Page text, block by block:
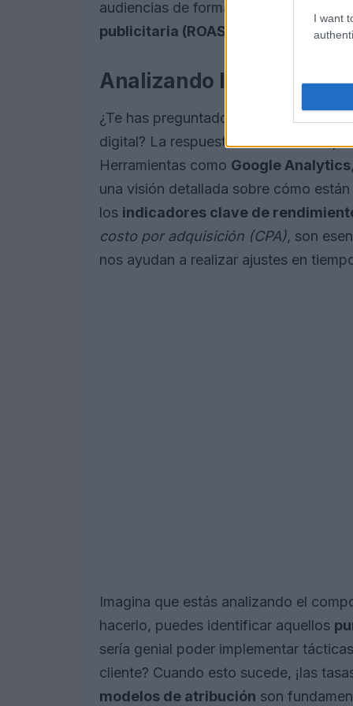
I want
audiencias de forma más efectiva y,
publicitaria (ROAS)
Analizando los datos y
¿Te has preguntado alguna vez cuál
digital? La respuesta radica en la
Herramientas como Google Analytics,
una visión detallada sobre cómo
los indicadores clave de
costo por adquisición (CPA), son
nos ayudan a realizar ajustes en
Imagina que estás analizando el
hacerlo, puedes identificar aquellos
sería genial poder implementar
cliente? Cuando esto sucede, ¡las
modelos de atribución son